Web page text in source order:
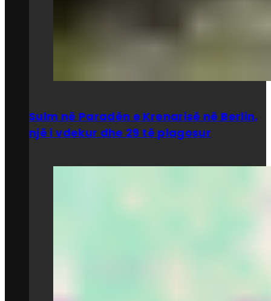
Sulm në Paradën e Krenarisë në Berlin,
një i vdekur dhe 29 të plagosur